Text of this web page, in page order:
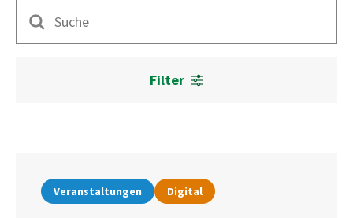
Suche
Filter
Veranstaltungen Digital